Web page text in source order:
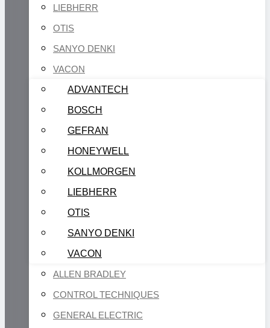
LIEBHERR
OTIS
SANYO DENKI
VACON
ADVANTECH
BOSCH
GEFRAN
HONEYWELL
KOLLMORGEN
LIEBHERR
OTIS
SANYO DENKI
VACON
ALLEN BRADLEY
CONTROL TECHNIQUES
GENERAL ELECTRIC